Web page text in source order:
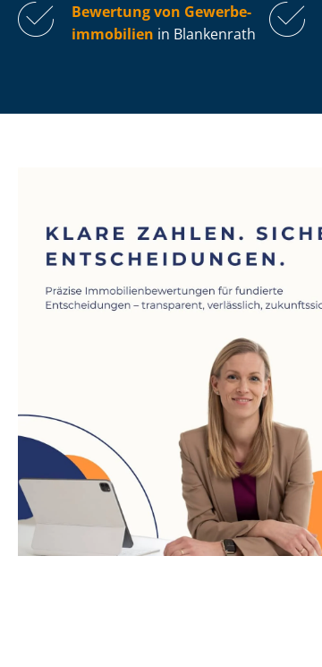
Bewertung von Ge­wer­be­
im­mo­bi­li­en in Blankenrath